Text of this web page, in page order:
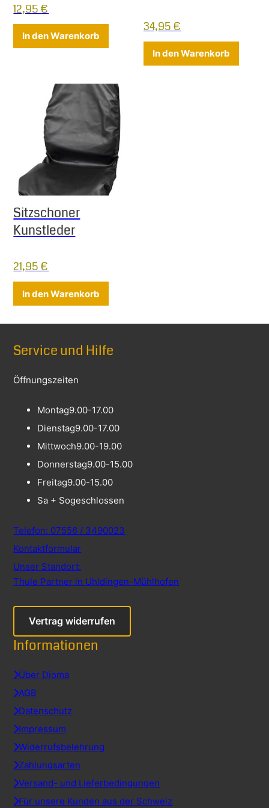
12,95€
In den Warenkorb
34,95€
In den Warenkorb
Sitzschoner
Kunstleder
21,95€
In den Warenkorb
Service und Hilfe
Öffnungszeiten
Montag9.00-17.00
Dienstag9.00-17.00
Mittwoch9.00-19.00
Donnerstag9.00-15.00
Freitag9.00-15.00
Sa + Sogeschlossen
Telefon: 07556 / 3490023
Kontaktformular
Unser Standort:
Thule Partner in Uhldingen-Mühlhofen
Vertrag widerrufen
Informationen
Über Dioma
AGB
Datenschutz
Impressum
Widerrufsbelehrung
Zahlungsarten
Versand- und Lieferbedingungen
Für unsere Kunden aus der Schweiz